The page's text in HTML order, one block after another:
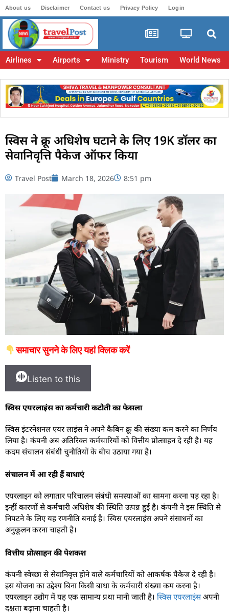
About us Disclaimer Contact us Privacy Policy Login
Airlines Airports Ministry Tourism World News
स्विस ने क्रू अधिशेष घटाने के लिए 19K डॉलर का
सेवानिवृत्ति पैकेज ऑफर किया
Travel Post March 18, 2026 8:51 pm
समाचार सुनने के लिए यहां क्लिक करें
Listen to this
स्विस एयरलाइंस का कर्मचारी कटौती का फैसला
स्विस इंटरनेशनल एयर लाइंस ने अपने कैबिन क्रू की संख्या कम करने का निर्णय
लिया है। कंपनी अब अतिरिक्त कर्मचारियों को वित्तीय प्रोत्साहन दे रही है। यह
कदम संचालन संबंधी चुनौतियों के बीच उठाया गया है।
संचालन में आ रही हैं बाधाएं
एयरलाइन को लगातार परिचालन संबंधी समस्याओं का सामना करना पड़ रहा है।
इन्हीं कारणों से कर्मचारी अधिशेष की स्थिति उत्पन्न हुई है। कंपनी ने इस स्थिति से
निपटने के लिए यह रणनीति बनाई है। स्विस एयरलाइंस अपने संसाधनों का
अनुकूलन करना चाहती है।
वित्तीय प्रोत्साहन की पेशकश
कंपनी स्वेच्छा से सेवानिवृत्त होने वाले कर्मचारियों को आकर्षक पैकेज दे रही है।
इस योजना का उद्देश्य बिना किसी बाधा के कर्मचारी संख्या कम करना है।
एयरलाइन उद्योग में यह एक सामान्य प्रथा मानी जाती है। स्विस एयरलाइंसअपनी
दक्षता बढ़ाना चाहती है।